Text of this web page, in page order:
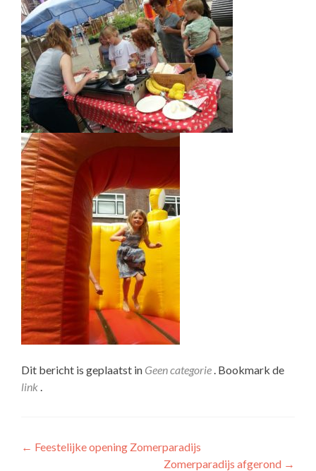
Dit bericht is geplaatst in Geen categorie . Bookmark de
link .
Bericht
← Feestelijke opening Zomerparadijs
Zomerparadijs afgerond →